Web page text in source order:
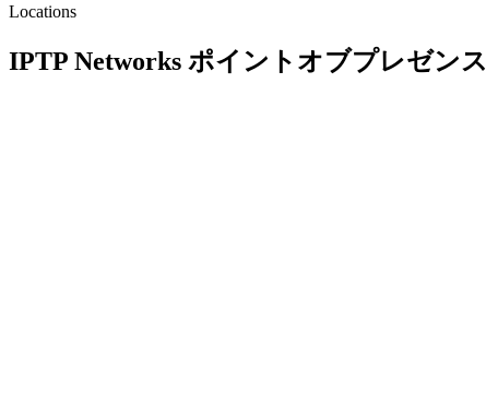
Locations
IPTP Networks ポイントオブプレゼンス